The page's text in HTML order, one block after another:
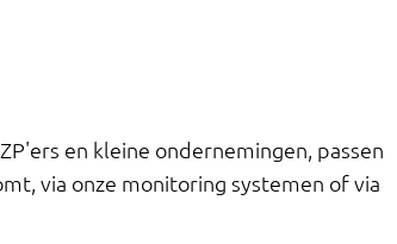
en kleine ondernemingen, passen
via onze monitoring systemen of via